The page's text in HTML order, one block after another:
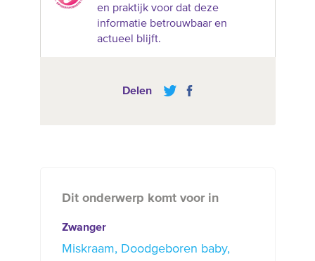
en praktijk voor dat deze
informatie betrouwbaar en
actueel blijft.
Delen
Dit onderwerp komt voor in
Zwanger
Miskraam
Doodgeboren baby